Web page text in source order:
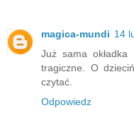
magica-mundi 14
Już sama okładka
tragiczne. O
czytać.
Odpowiedz